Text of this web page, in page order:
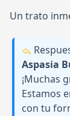
Un trato
Aspasia
¡Muchas
Estamos
con tu